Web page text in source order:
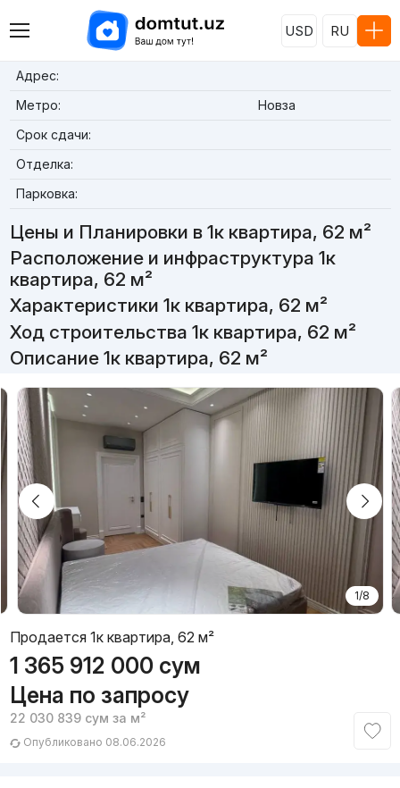
USD RU
Адрес:
Метро:
Новза
Срок сдачи:
Отделка:
Парковка:
Цены и Планировки в 1к квартира, 62 м²
Расположение и инфраструктура 1к
квартира, 62 м²
Характеристики 1к квартира, 62 м²
Ход строительства 1к квартира, 62 м²
Описание 1к квартира, 62 м²
1/8
Продается 1к квартира, 62 м²
1 365 912 000 сум
Цена по запросу
22 030 839 сум за м²
Опубликовано 08.06.2026